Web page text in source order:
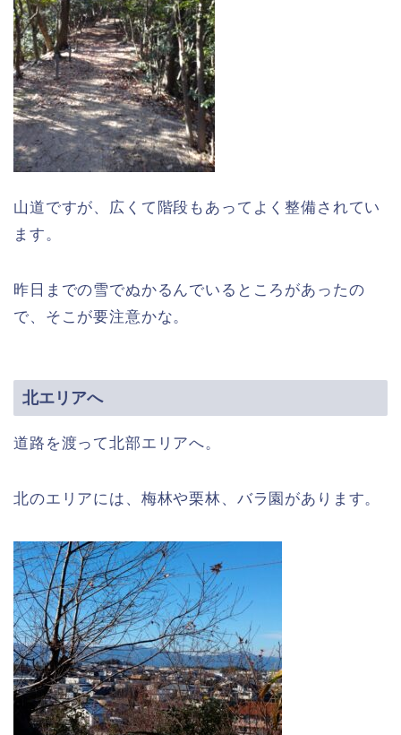
山道ですが、広くて階段もあってよく整備されてい
ます。
昨日までの雪でぬかるんでいるところがあったの
で、そこが要注意かな。
北エリアへ
道路を渡って北部エリアへ。
北のエリアには、梅林や栗林、バラ園があります。